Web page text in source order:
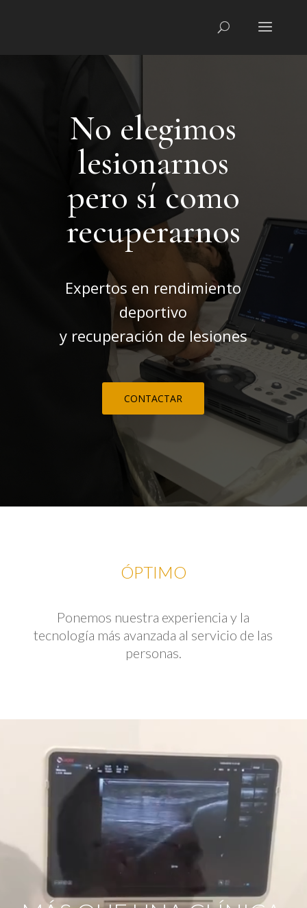
No elegimos
lesionarnos
pero sí como
recuperarnos
Expertos en rendimiento
deportivo
y recuperación de lesiones
CONTACTAR
ÓPTIMO
Ponemos nuestra experiencia y la
tecnología más avanzada al servicio de las
personas.